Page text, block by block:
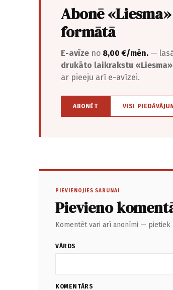
Abonē
formātā
E-avīze no 8,00 €/mēn. —
drukāto laikrakstu «Liesma»
ar pieeju arī e-avīzei.
ABONĒT VISI
PIEVIENOJIES SARUNAI
Pievieno
Komentēt vari arī anonīmi — pietiek
VĀRDS
KOMENTĀRS